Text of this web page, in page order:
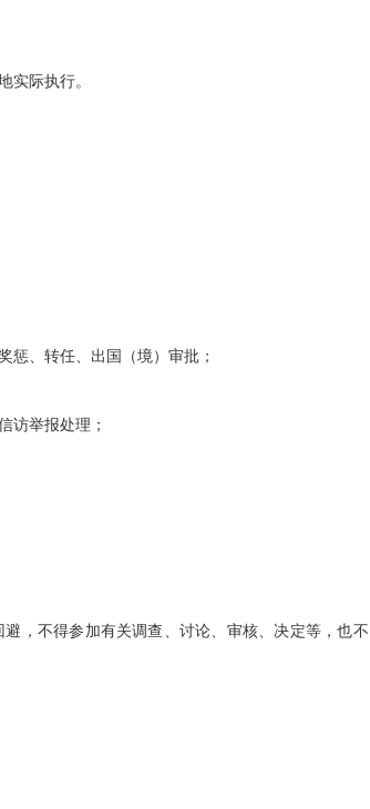
际执行。
、转任、出国（境）审批；
举报处理；
，不得参加有关调查、讨论、审核、决定等，也不